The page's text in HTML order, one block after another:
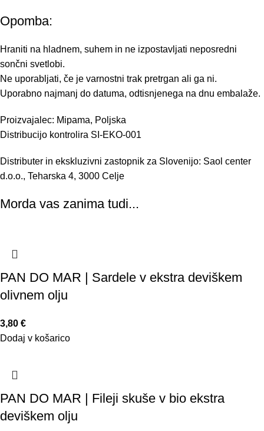
Opomba:
Hraniti na hladnem, suhem in ne izpostavljati neposredni
sončni svetlobi.
Ne uporabljati, če je varnostni trak pretrgan ali ga ni.
Uporabno najmanj do datuma, odtisnjenega na dnu embalaže.
Proizvajalec: Mipama, Poljska
Distribucijo kontrolira SI-EKO-001
Distributer in ekskluzivni zastopnik za Slovenijo: Saol center
d.o.o., Teharska 4, 3000 Celje
Morda vas zanima tudi...
PAN DO MAR | Sardele v ekstra deviškem
olivnem olju
3,80 €
Dodaj v košarico
PAN DO MAR | Fileji skuše v bio ekstra
deviškem olju